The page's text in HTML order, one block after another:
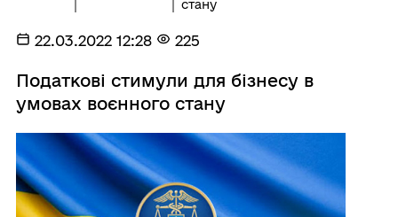
стану
22.03.2022 12:28 225
Податкові стимули для бізнесу в
умовах воєнного стану